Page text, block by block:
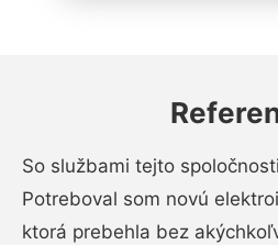
So službami tejto
Potreboval som novú
ktorá prebehla bez